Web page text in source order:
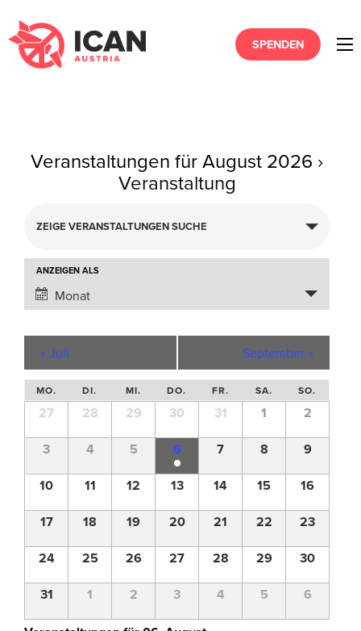
SPENDEN
Veranstaltungen für August 2026 ›
Veranstaltung
Suche
und
Ansichten,
Navigation
ZEIGE VERANSTALTUNGEN SUCHE
Veranstaltung
Ansichten-
Navigation
ANZEIGEN ALS
Monat
«Juli September»
Kalender
von
Veranstaltungen
Kalender
von
Veranstaltungen
MO. DI. MI. DO. FR. SA. SO.
27 28 29 30 31 1
2
3
4 5 6 7 8
9
10
11 12 13 14 15
16
17
18 19 20 21 22
23
24
25 26 27 28 29
30
31
1 2 3 4 5 6